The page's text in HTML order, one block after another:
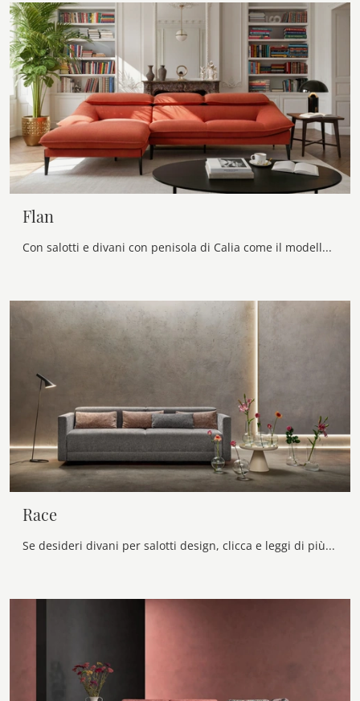
Flan
Con salotti e divani con penisola di Calia come il modello Flan in tessuto, potrai completare il tuo concept d'arredo.
Race
Se desideri divani per salotti design, clicca e leggi di più sul modello Race in tessuto dell'azienda Samoa.